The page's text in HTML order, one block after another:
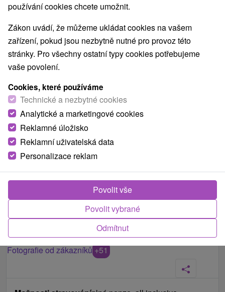
Fotografie od zákazníků +51
používání cookies chcete umožnit.
Zákon uvádí, že můžeme ukládat cookies na vašem
zařízení, pokud jsou nezbytně nutné pro provoz této
stránky. Pro všechny ostatní typy cookies potřebujeme
vaše povolení.
Cookies, které používáme
Technické a nezbytné cookies
Analytické a marketingové cookies
Reklamné úložisko
Reklamní uživatelská data
Personalizace reklam
Odmítnut
Povolit vybrané
Povolit vše